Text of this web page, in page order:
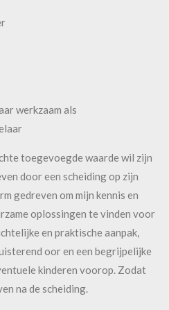
werkzaam als
toegevoegde waarde wil zijn
door een scheiding op zijn
gedreven om mijn kennis en
oplossingen te vinden voor
en praktische aanpak,
oor en een begrijpelijke
kinderen voorop. Zodat
na de scheiding.